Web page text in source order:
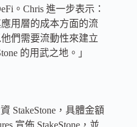
。Chris 進一步表示：
用層的成本方面的流
們需要流動性來建立
的用武之地。」
StakeStone，具體金額